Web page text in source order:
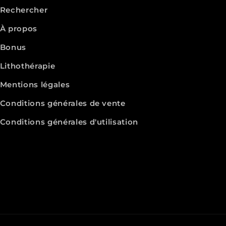
Rechercher
À propos
Bonus
Lithothérapie
Mentions légales
Conditions générales de vente
Conditions générales d'utilisation